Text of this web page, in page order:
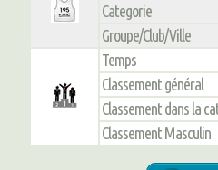
Categorie
Groupe/Club/Ville
Temps
Classement général
Classement dans la
Classement Masculin